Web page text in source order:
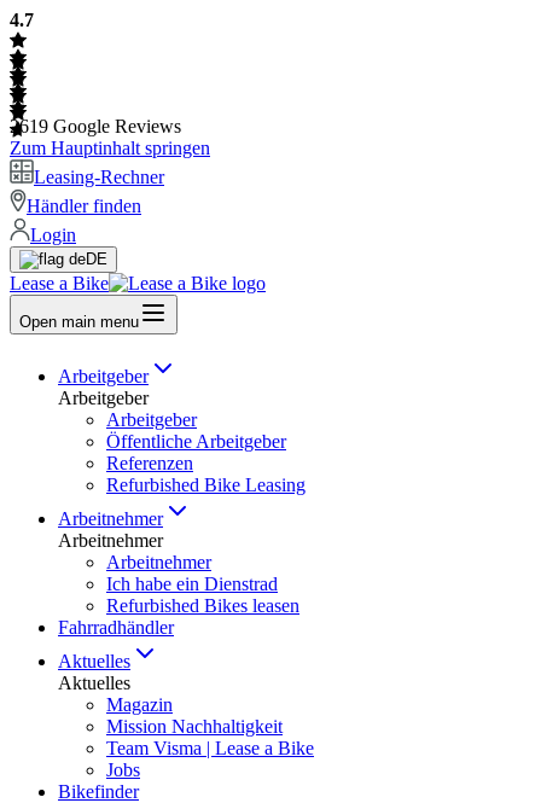
4.7
2619 Google Reviews
Zum Hauptinhalt springen
Leasing-Rechner
Händler finden
Login
DE
Lease a Bike
Open main menu
Arbeitgeber
Arbeitgeber
Arbeitgeber
Öffentliche Arbeitgeber
Referenzen
Refurbished Bike Leasing
Arbeitnehmer
Arbeitnehmer
Arbeitnehmer
Ich habe ein Dienstrad
Refurbished Bikes leasen
Fahrradhändler
Aktuelles
Aktuelles
Magazin
Mission Nachhaltigkeit
Team Visma | Lease a Bike
Jobs
Bikefinder